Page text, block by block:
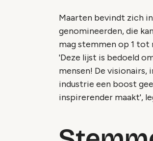
Maarten bevindt zich
genomineerden, die
mag stemmen op 1 tot
'Deze lijst is bedoeld
mensen! De
industrie een boost
inspirerender maakt',